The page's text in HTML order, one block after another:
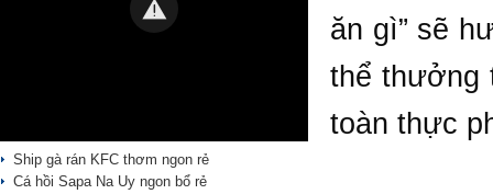
Ship gà rán KFC thơm ngon rẻ
Cá hồi Sapa Na Uy ngon bổ rẻ
ăn gì” sẽ
thể thưởng
toàn thực